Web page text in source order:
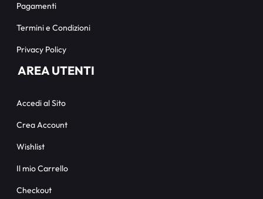
Pagamenti
Termini e Condizioni
Privacy Policy
AREA UTENTI
Accedi al Sito
Crea Account
Wishlist
Il mio Carrello
Checkout